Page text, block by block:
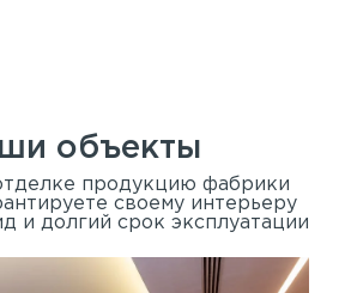
объекты
продукцию фабрики
своему интерьеру
и долгий срок эксплуатации